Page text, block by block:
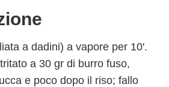
a dadini) a vapore per 10'.
tritato a 30 gr di burro fuso,
e poco dopo il riso; fallo